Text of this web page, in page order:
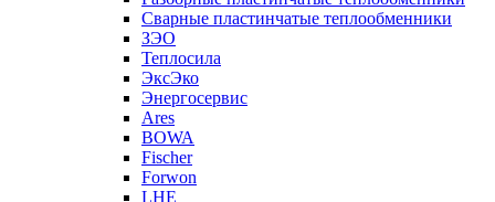
Сварные пластинчатые теплообменники
ЗЭО
Теплосила
ЭксЭко
Энергосервис
Ares
BOWA
Fischer
Forwon
LHE